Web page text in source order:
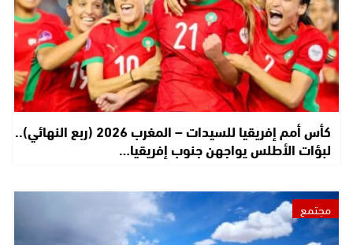
كأس أمم إفريقيا للسيدات – المغرب 2026 (ربع النهائي)..
لبؤات الأطلس يواجهن جنوب إفريقيا…
مجتمع